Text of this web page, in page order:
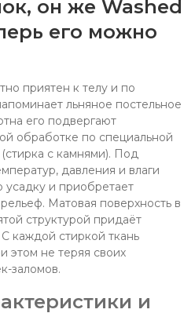
он же Washed
его можно
приятен к телу и по
льняное постельное
его подвергают
обработке по специальной
(стирка с камнями). Под
давления и влаги
усадку и приобретает
Матовая поверхность в
структурой придаёт
каждой стиркой ткань
этом не теряя своих
заломов.
и